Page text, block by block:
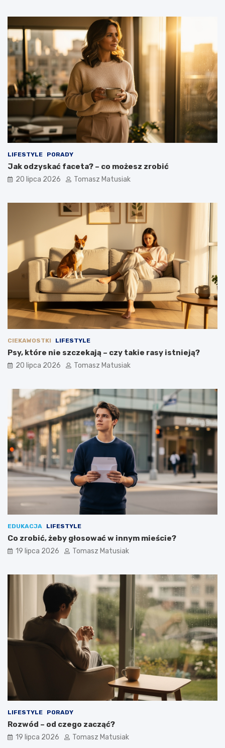
LIFESTYLE PORADY
Jak odzyskać faceta? – co możesz zrobić
20 lipca 2026 Tomasz Matusiak
CIEKAWOSTKI LIFESTYLE
Psy, które nie szczekają – czy takie rasy istnieją?
20 lipca 2026 Tomasz Matusiak
EDUKACJA LIFESTYLE
Co zrobić, żeby głosować w innym mieście?
19 lipca 2026 Tomasz Matusiak
LIFESTYLE PORADY
Rozwód – od czego zacząć?
19 lipca 2026 Tomasz Matusiak